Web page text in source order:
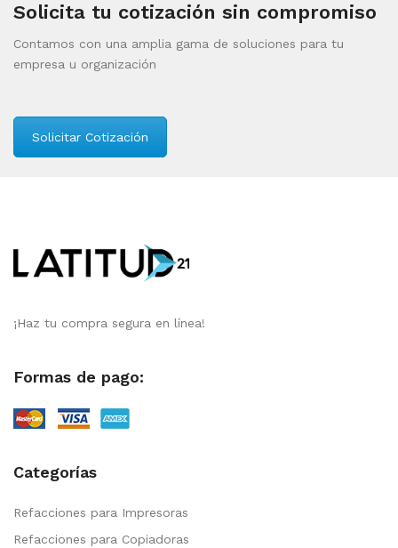
Solicita tu cotización sin compromiso
Contamos con una amplia gama de soluciones para tu
empresa u organización
Solicitar Cotización
¡Haz tu compra segura en línea!
Formas de pago:
Categorías
Refacciones para Impresoras
Refacciones para Copiadoras